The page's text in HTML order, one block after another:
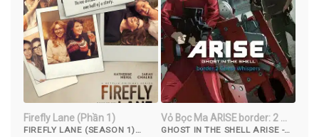
Firefly Lane (Phần 1)
FIREFLY LANE (SEASON 1)
Vỏ Bọc Ma ARISE border: 2 Ma
Thì Thầm
GHOST IN THE SHELL ARISE -